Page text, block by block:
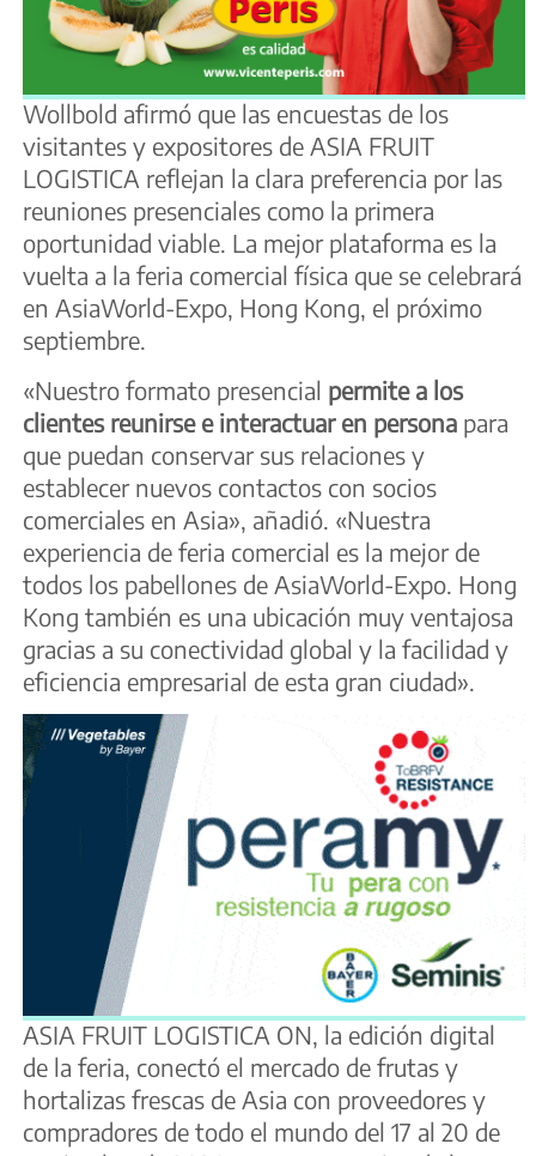
Wollbold afirmó que las encuestas de los
visitantes y expositores de ASIA FRUIT
LOGISTICA reflejan la clara preferencia por las
reuniones presenciales como la primera
oportunidad viable. La mejor plataforma es la
vuelta a la feria comercial física que se celebrará
en AsiaWorld-Expo, Hong Kong, el próximo
septiembre.
«Nuestro formato presencial permite a los
clientes reunirse e interactuar en persona para
que puedan conservar sus relaciones y
establecer nuevos contactos con socios
comerciales en Asia», añadió. «Nuestra
experiencia de feria comercial es la mejor de
todos los pabellones de AsiaWorld-Expo. Hong
Kong también es una ubicación muy ventajosa
gracias a su conectividad global y la facilidad y
eficiencia empresarial de esta gran ciudad».
ASIA FRUIT LOGISTICA ON, la edición digital
de la feria, conectó el mercado de frutas y
hortalizas frescas de Asia con proveedores y
compradores de todo el mundo del 17 al 20 de